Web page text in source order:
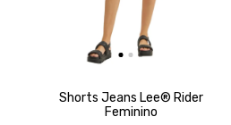
Shorts Jeans Lee® Rider
Feminino